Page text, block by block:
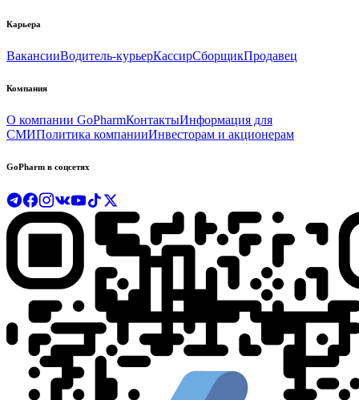
Карьера
ВакансииВодитель-курьерКассирСборщикПродавец
Компания
О компании GoPharmКонтактыИнформация для
СМИПолитика компанииИнвесторам и акционерам
GoPharm в соцсетях